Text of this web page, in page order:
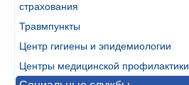
страхования
Травмпункты
Центр гигиены и эпидемиологии
Центры медицинской профилактики